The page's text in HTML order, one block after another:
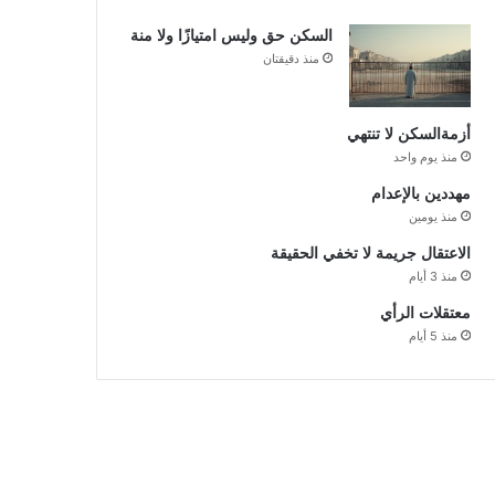
السكن حق وليس امتيازًا ولا منة
منذ دقيقتان
أزمةالسكن لا تنتهي
منذ يوم واحد
مهددين بالإعدام
منذ يومين
الاعتقال جريمة لا تخفي الحقيقة
منذ 3 أيام
معتقلات الرأي
منذ 5 أيام